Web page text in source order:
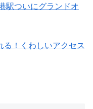
駅ついにグランドオ
る！くわしいアクセス